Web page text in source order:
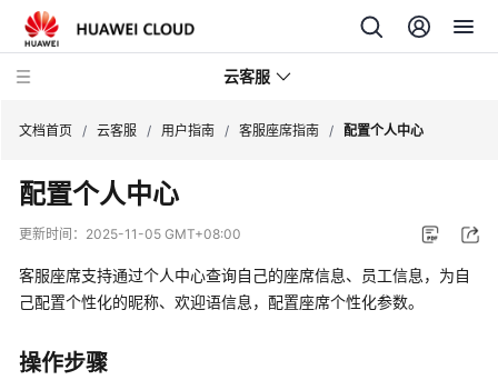
云客服
产
品
绍
速
入
文档首页 / 云客服 / 用户指南 / 客服座席指南 / 配置个人中心
配置个人中心
更新时间： 2025-11-05 GMT+08:00
客服座席支持通过个人中心查询自己的座席信息、员工信息，为自
己配置个性化的昵称、欢迎语信息，配置座席个性化参数。
操作步骤